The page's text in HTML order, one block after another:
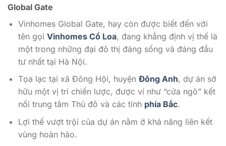
Global Gate
Vinhomes Global Gate, hay còn được biết đến với
tên gọi Vinhomes Cổ Loa, đang khẳng định vị thế là
một trong những đại đô thị đáng sống và đáng đầu
tư nhất tại Hà Nội.
Tọa lạc tại xã Đông Hội, huyện Đông Anh, dự án sở
hữu một vị trí chiến lược, được ví như “cửa ngõ” kết
nối trung tâm Thủ đô và các tỉnh phía Bắc.
Lợi thế vượt trội của dự án nằm ở khả năng liên kết
vùng hoàn hảo.